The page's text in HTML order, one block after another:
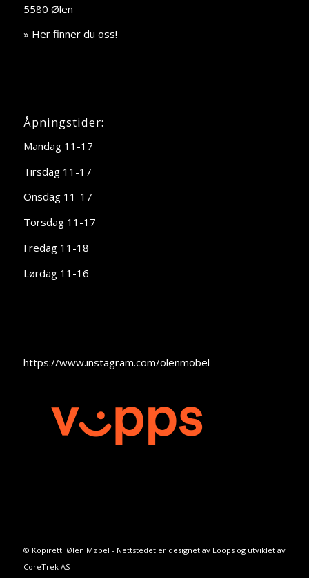
5580 Ølen
» Her finner du oss!
Åpningstider:
Mandag 11-17
Tirsdag 11-17
Onsdag 11-17
Torsdag 11-17
Fredag 11-18
Lørdag 11-16
https://www.instagram.com/olenmobel
© Kopirett: Ølen Møbel - Nettstedet er designet av Loopsog utviklet av
CoreTrek AS